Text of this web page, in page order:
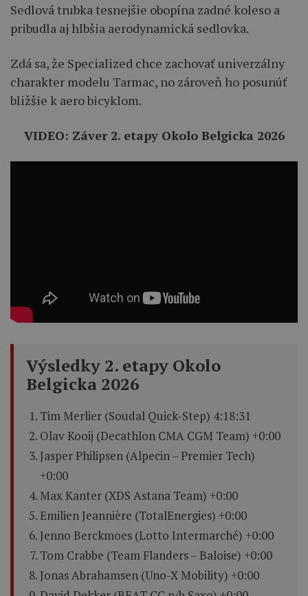
Sedlová trubka tesnejšie obopína zadné koleso a
pribudla aj hlbšia aerodynamická sedlovka.
Zdá sa, že Specialized chce zachovať univerzálny
charakter modelu Tarmac, no zároveň ho posunúť
bližšie k aero bicyklom.
VIDEO: Záver 2. etapy Okolo Belgicka 2026
Výsledky 2. etapy Okolo
Belgicka 2026
Tim Merlier (Soudal Quick-Step) 4:18:31
Olav Kooij (Decathlon CMA CGM Team) +0:00
Jasper Philipsen (Alpecin – Premier Tech)
+0:00
Max Kanter (XDS Astana Team) +0:00
Emilien Jeannière (TotalEnergies) +0:00
Jenno Berckmoes (Lotto Intermarché) +0:00
Tom Crabbe (Team Flanders – Baloise) +0:00
Jonas Abrahamsen (Uno-X Mobility) +0:00